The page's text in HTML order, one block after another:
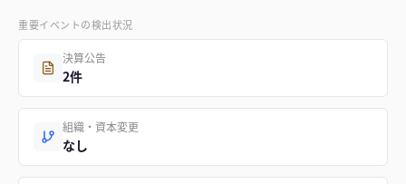
重要イベントの検出状況
決算公告
2件
組織・資本変更
なし